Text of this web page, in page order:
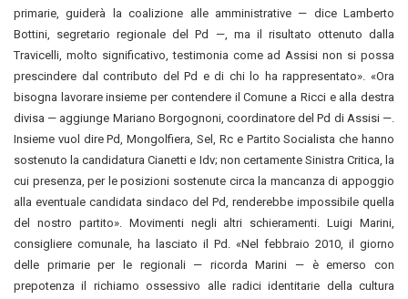
primarie, guiderà la coalizione alle amministrative — dice Lamberto
Bottini, segretario regionale del Pd —, ma il risultato ottenuto dalla
Travicelli, molto significativo, testimonia come ad Assisi non si possa
prescindere dal contributo del Pd e di chi lo ha rappresentato». «Ora
bisogna lavorare insieme per contendere il Comune a Ricci e alla destra
divisa — aggiunge Mariano Borgognoni, coordinatore del Pd di Assisi —.
Insieme vuol dire Pd, Mongolfiera, Sel, Rc e Partito Socialista che hanno
sostenuto la candidatura Cianetti e Idv; non certamente Sinistra Critica, la
cui presenza, per le posizioni sostenute circa la mancanza di appoggio
alla eventuale candidata sindaco del Pd, renderebbe impossibile quella
del nostro partito». Movimenti negli altri schieramenti. Luigi Marini,
consigliere comunale, ha lasciato il Pd. «Nel febbraio 2010, il giorno
delle primarie per le regionali — ricorda Marini — è emerso con
prepotenza il richiamo ossessivo alle radici identitarie della cultura